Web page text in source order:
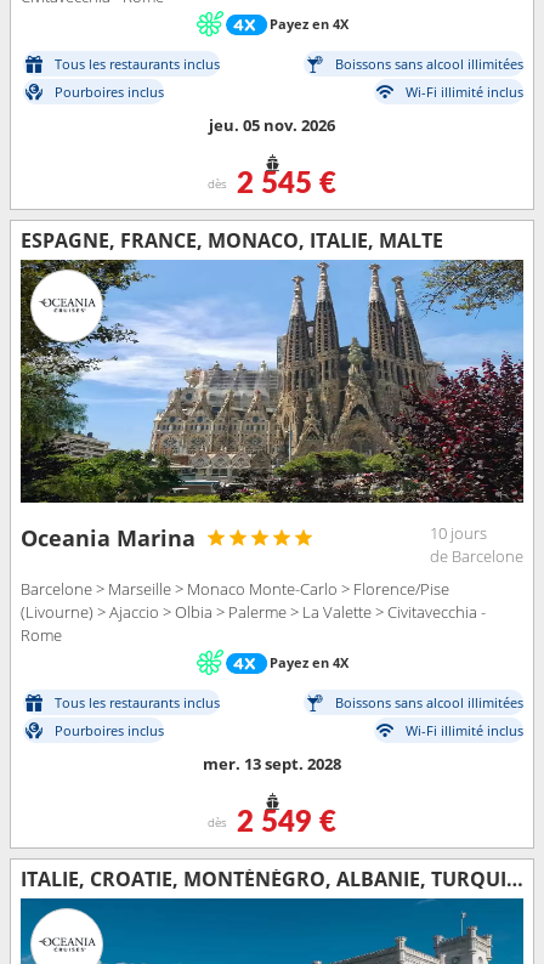
Payez en 4X
Tous les restaurants inclus
Boissons sans alcool illimitées
Pourboires inclus
Wi-Fi illimité inclus
jeu. 05 nov. 2026
dès 2 545 €
ESPAGNE, FRANCE, MONACO, ITALIE, MALTE
Oceania Marina
10 jours
de Barcelone
Barcelone > Marseille > Monaco Monte-Carlo > Florence/Pise
(Livourne) > Ajaccio > Olbia > Palerme > La Valette > Civitavecchia -
Rome
Payez en 4X
Tous les restaurants inclus
Boissons sans alcool illimitées
Pourboires inclus
Wi-Fi illimité inclus
mer. 13 sept. 2028
dès 2 549 €
ITALIE, CROATIE, MONTÉNÉGRO, ALBANIE, TURQUIE, GRÈCE